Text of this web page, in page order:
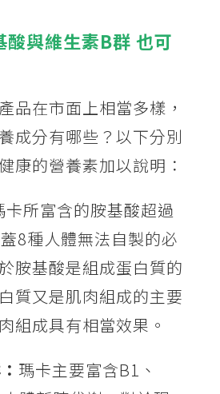
酸與維生素B群 也可
品在市面上相當多樣，
成分有哪些？以下分別
康的營養素加以說明：
卡所富含的胺基酸超過
8種人體無法自製的必
胺基酸是組成蛋白質的
質又是肌肉組成的主要
組成具有相當效果。
瑪卡主要富含B1、